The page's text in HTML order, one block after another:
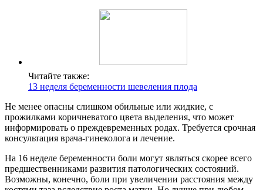
Читайте также:
13 неделя беременности шевеления плода
Не менее опасны слишком обильные или жидкие, с
прожилками коричневатого цвета выделения, что может
информировать о преждевременных родах. Требуется срочная
консультация врача-гинеколога и лечение.
На 16 неделе беременности боли могут являться скорее всего
предшественниками развития патологических состояний.
Возможны, конечно, боли при увеличении расстояния между